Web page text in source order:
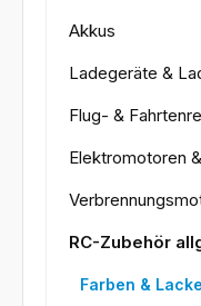
Akkus
Ladegeräte &
Flug- &
Elektromotoren
RC-Zubehör
Farben & Lacke